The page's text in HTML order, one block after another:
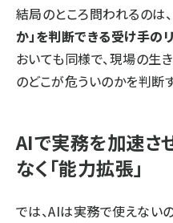
結局のところ問われるのは、
か」を判断できる受け手の
おいても同様で、現場の生
のどこが危ういのかを判断
AIで実務を加速さ
なく「能力拡張」
では、AIは実務で使えない